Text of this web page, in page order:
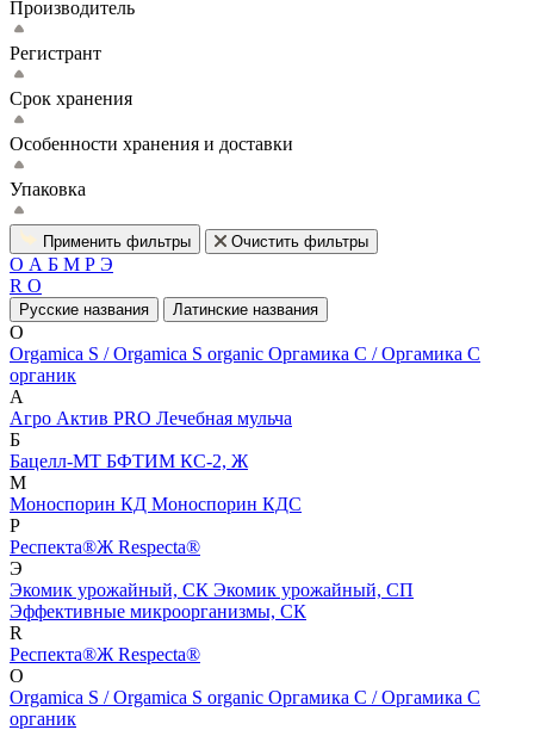
Производитель
Регистрант
Срок хранения
Особенности хранения и доставки
Упаковка
Применить фильтры Очистить фильтры
O А Б М Р Э
R О
Русские названия Латинские названия
O
Orgamica S / Orgamica S organic Оргамика С / Оргамика С
органик
А
Агро Актив PRO Лечебная мульча
Б
Бацелл-МТ БФТИМ КС-2, Ж
М
Моноспорин КД Моноспорин КДС
Р
Респекта®Ж Respecta®
Э
Экомик урожайный, СК Экомик урожайный, СП
Эффективные микроорганизмы, СК
R
Респекта®Ж Respecta®
О
Orgamica S / Orgamica S organic Оргамика С / Оргамика С
органик